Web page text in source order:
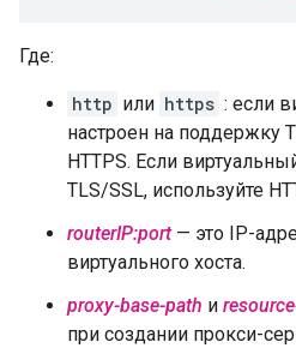
Где:
http или https : если
настроен на поддержку
HTTPS. Если
TLS/SSL, используйте
routerIP:port— это IP-
виртуального хоста.
proxy-base-path и
при создании прокси-